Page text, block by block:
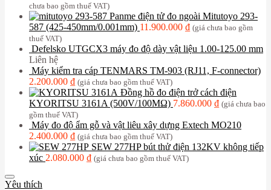
chưa bao gồm thuế VAT)
Panme điện tử đo ngoài Mitutoyo 293-
587 (425-450mm/0.001mm) 11.900.000 ₫ (giá chưa bao gồm
thuế VAT)
Defelsko UTGCX3 máy đo độ dày vật liệu 1.00-125.00 mm
Liên hệ
Máy kiểm tra cáp TENMARS TM-903 (RJ11, F-connector)
2.200.000 ₫ (giá chưa bao gồm thuế VAT)
Đồng hồ đo điện trở cách điện
KYORITSU 3161A (500V/100MΩ) 7.860.000 ₫ (giá chưa bao
gồm thuế VAT)
Máy đo độ ẩm gỗ và vật liêu xây dựng Extech MO210
2.400.000 ₫ (giá chưa bao gồm thuế VAT)
SEW 277HP bút thử điện 132KV không tiếp
xúc 2.080.000 ₫ (giá chưa bao gồm thuế VAT)
Yêu thích